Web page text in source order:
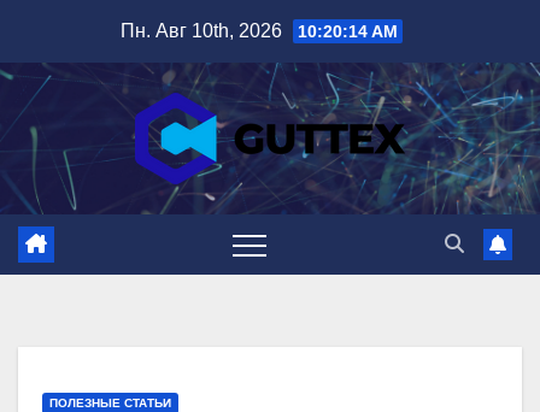
содержимому
Пн. Авг 10th, 2026 10:20:15 AM
ПОЛЕЗНЫЕ СТАТЬИ